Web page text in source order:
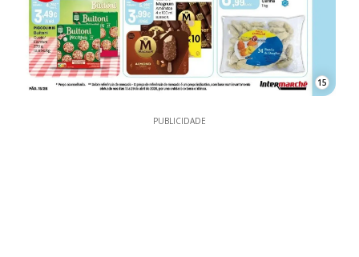
15
PUBLICIDADE